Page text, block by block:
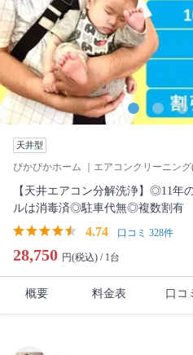
天井型
ぴかぴかホーム ｜エアコンクリーニン
【天井エアコン分解洗浄】◎11
ルは消毒済◎駐車代無◎複数割有
4.74 口コミ 328件
28,750 円(税込) / 1台
概要 料金表 口コ